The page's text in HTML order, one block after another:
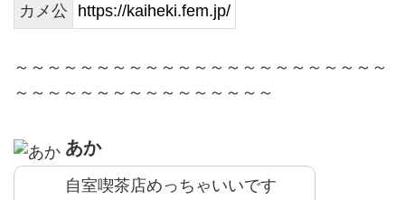
カメ公 https://kaiheki.fem.jp/
～～～～～～～～～～～～～～～～～～～～～～～
～～～～～～～～～～～～～～～～
あか
自室喫茶店めっちゃいいです